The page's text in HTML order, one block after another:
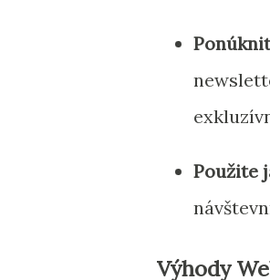
Použite
Výhody